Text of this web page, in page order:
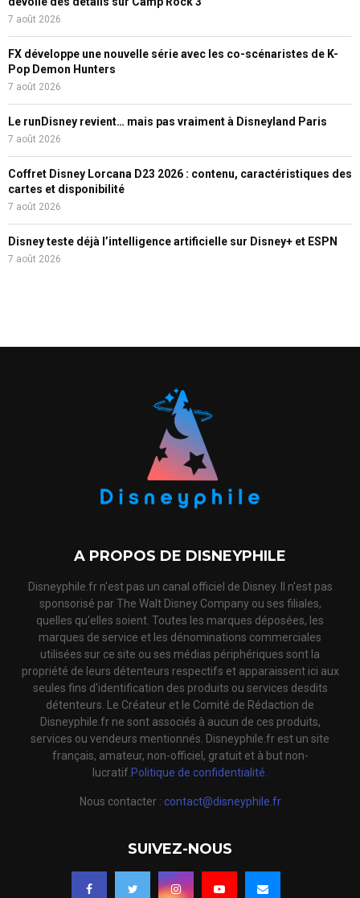
7 août 2026
FX développe une nouvelle série avec les co-scénaristes de K-
Pop Demon Hunters
7 août 2026
Le runDisney revient… mais pas vraiment à Disneyland Paris
7 août 2026
Coffret Disney Lorcana D23 2026 : contenu, caractéristiques des
cartes et disponibilité
7 août 2026
Disney teste déjà l’intelligence artificielle sur Disney+ et ESPN
7 août 2026
A PROPOS DE DISNEYPHILE
Disneyphile.fr n'est pas un canal officiel de Disney. Il n'est pas
sponsorisé par The Walt Disney Company ou ses filiales,
quelles qu'elles soient. Toutes les marques déposées, les
marques de service et les dénominations commerciales
utilisées sur ce site ou ses médias périphériques sont la
propriété de leurs détenteurs respectifs et apparaissent ici aux
seules fins d'identification des produits ou services desdits
détenteurs. Le Créateur et le Comité de Rédaction de
Disneyphile.fr ne sont associés à aucun de ces produits,
services ou vendeurs mentionnés. Disneyphile.fr est un site
français, amateur, non-officiel, gratuit et à but non-
lucratif. Politique de confidentialité.
Nous contacter : contact@disneyphile.fr
SUIVEZ-NOUS